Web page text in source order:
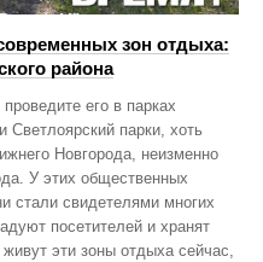
зон отдыха:
района
его в парках
Светлоярский парки, хоть
Новгорода, неизменно
У этих общественных
стали свидетелями многих
посетителей и хранят
эти зоны отдыха сейчас,